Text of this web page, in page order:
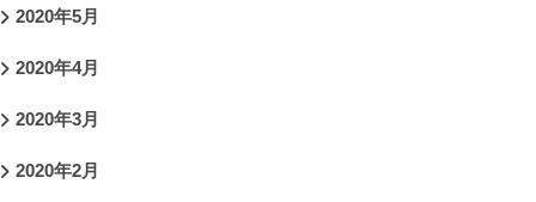
2020年5月
2020年4月
2020年3月
2020年2月